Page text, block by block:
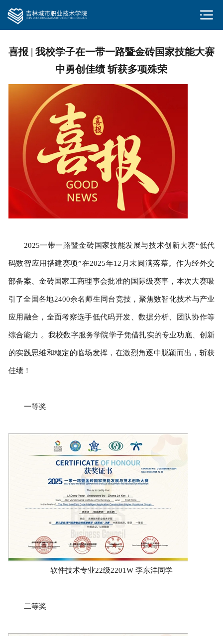
喜报 | 我校学子在一带一路暨金砖国家技能大赛
中勇创佳绩 斩获多项殊荣
2025一带一路暨金砖国家技能发展与技术创新大赛“低代
码数智应用搭建赛项”在2025年12月末圆满落幕。作为经外交
部备案、金砖国家工商理事会批准的国际级赛事，本次大赛吸
引了全国各地2400余名师生同台竞技，聚焦数智化技术与产业
应用融合，全面考察选手低代码开发、数据分析、团队协作等
综合能力 。我校数字服务学院学子凭借扎实的专业功底、创新
的实践思维和稳定的临场发挥，在激烈角逐中脱颖而出，斩获
佳绩！
一等奖
软件技术专业22级2201W 李东洋同学
二等奖